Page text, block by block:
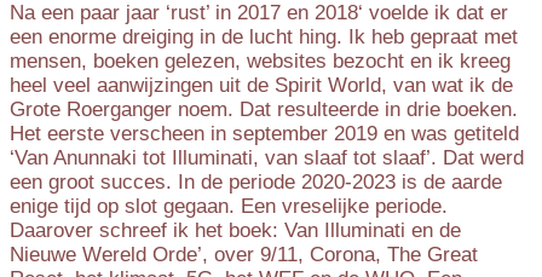
Na een paar jaar ‘rust’ in 2017 en 2018‘ voelde ik dat er
een enorme dreiging in de lucht hing. Ik heb gepraat met
mensen, boeken gelezen, websites bezocht en ik kreeg
heel veel aanwijzingen uit de Spirit World, van wat ik de
Grote Roerganger noem. Dat resulteerde in drie boeken.
Het eerste verscheen in september 2019 en was getiteld
‘Van Anunnaki tot Illuminati, van slaaf tot slaaf’. Dat werd
een groot succes. In de periode 2020-2023 is de aarde
enige tijd op slot gegaan. Een vreselijke periode.
Daarover schreef ik het boek: Van Illuminati en de
Nieuwe Wereld Orde’, over 9/11, Corona, The Great